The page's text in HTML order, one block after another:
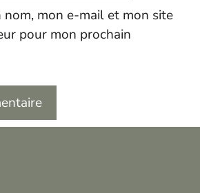
nom, mon e-mail et mon site
pour mon prochain